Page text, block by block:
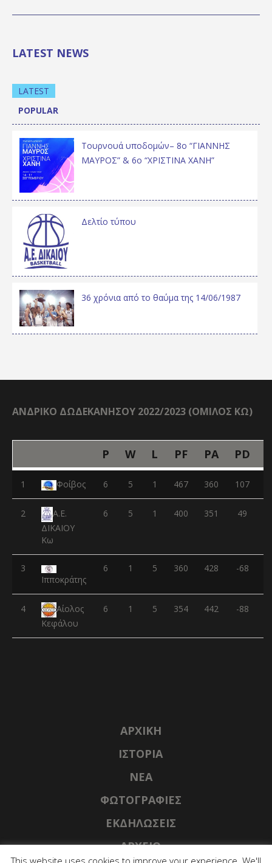
LATEST NEWS
LATEST
POPULAR
Τουρνουά υποδομών– 8ο “ΓΙΑΝΝΗΣ
ΜΑΥΡΟΣ” & 6ο “ΧΡΙΣΤΙΝΑ ΧΑΝΗ”
Δελτίο τύπου
36 χρόνια από το θαύμα της 14/06/1987
ΑΝΔΡΙΚΟ ΔΩΔΕΚΑΝΗΣΟΥ 2022/2023 (ΟΜΙΛΟΣ ΚΩ)
P W L PF PA PD
1 Φοίβος 6 5 1 467 360 107
2
Α.Ε.
ΔΙΚΑΙΟΥ
Κω
6 5 1 400 351 49
3
Ιπποκράτης
6 1 5 360 428 -68
4
Αίολος
Κεφάλου
6 1 5 354 442 -88
ΑΡΧΙΚΉ
ΙΣΤΟΡΊΑ
NΈΑ
ΦΩΤΟΓΡΑΦΊΕΣ
ΕΚΔΗΛΏΣΕΙΣ
ΑΡΧΕΊΟ